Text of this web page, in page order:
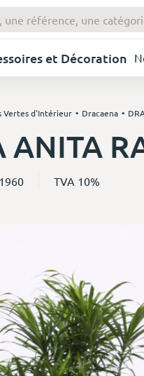
et Décoration
Vertes d'Intérieur Dracaena
ANITA
TVA 10%